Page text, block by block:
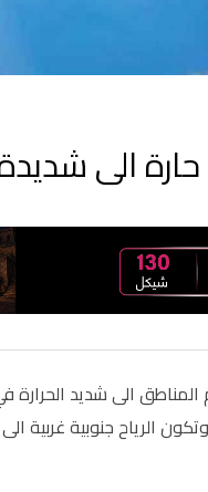
الى شديدة
الى شديد الحرارة في
السنوي العام بحدود 4 درجات مئوية،